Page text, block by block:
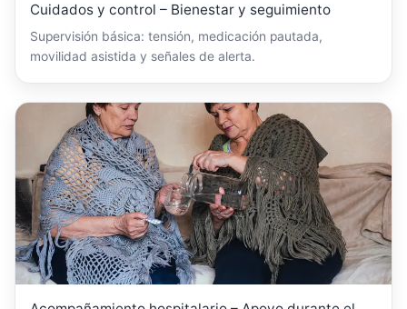
Cuidados y control – Bienestar y seguimiento
Supervisión básica: tensión, medicación pautada,
movilidad asistida y señales de alerta.